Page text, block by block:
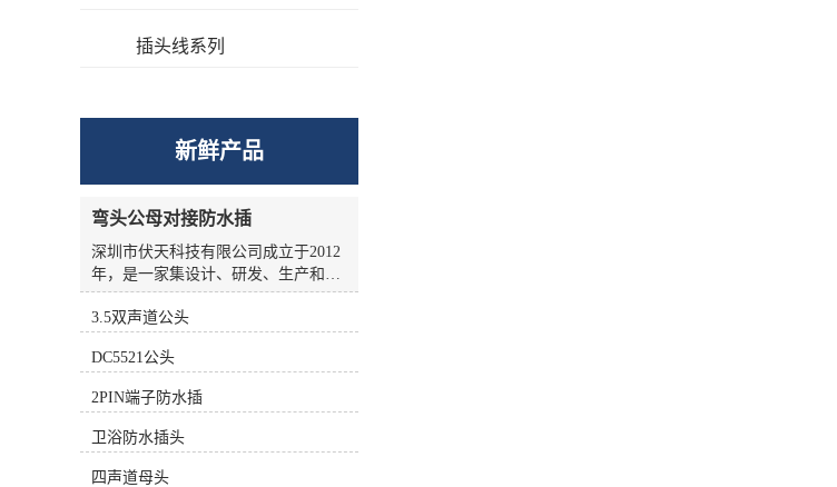
插头线系列
新鲜产品
弯头公母对接防水插
深圳市伏天科技有限公司成立于2012
年，是一家集设计、研发、生产和销
售于一体的高新技术企业，我司深耕
于电池、智能家居、办公自动化设
浴、变频器等领域，专注生产各类电
池插头线、动力线、采集线、拖链
线、折弯线、跳线、电动车线束、汽
车线束等。公司厂房面积2000余平方
米，园林式的厂区。我司配备了目前
行业中较先进的集裁线-铆端-沾锡-插
3.5双声道公头
DC5521公头
2PIN端子防水插
卫浴防水插头
四声道母头